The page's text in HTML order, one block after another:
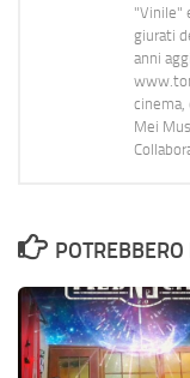
"Vinile"
giurati
anni
cinema,
Mei